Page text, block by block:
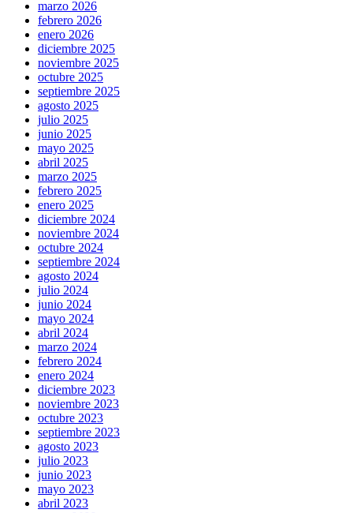
marzo 2026
febrero 2026
enero 2026
diciembre 2025
noviembre 2025
octubre 2025
septiembre 2025
agosto 2025
julio 2025
junio 2025
mayo 2025
abril 2025
marzo 2025
febrero 2025
enero 2025
diciembre 2024
noviembre 2024
octubre 2024
septiembre 2024
agosto 2024
julio 2024
junio 2024
mayo 2024
abril 2024
marzo 2024
febrero 2024
enero 2024
diciembre 2023
noviembre 2023
octubre 2023
septiembre 2023
agosto 2023
julio 2023
junio 2023
mayo 2023
abril 2023